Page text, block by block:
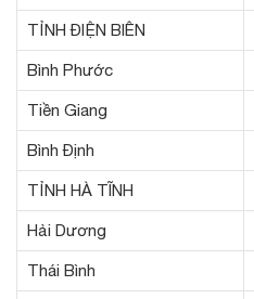
TỈNH ĐIỆN BIÊN
Bình Phước
Tiền Giang
Bình Định
TỈNH HÀ TĨNH
Hải Dương
Thái Bình